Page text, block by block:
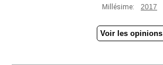
Millésime:
2017
Voir les opinions